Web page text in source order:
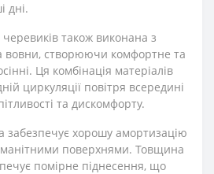
дні.
також виконана з
вовни, створюючи комфортне та
Ця комбінація матеріалів
циркуляції повітря всередині
та дискомфорту.
забезпечує хорошу амортизацію
поверхнями. Товщина
помірне піднесення, що